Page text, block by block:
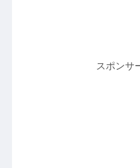
スポンサ